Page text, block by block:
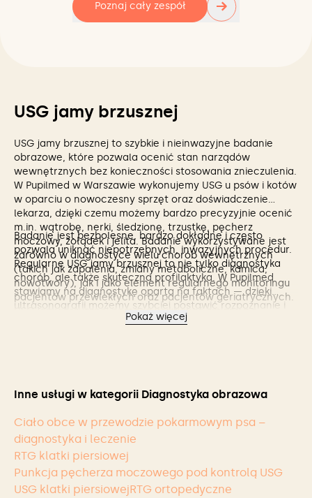
Poznaj cały zespół →
USG jamy brzusznej
USG jamy brzusznej to szybkie i nieinwazyjne badanie
obrazowe, które pozwala ocenić stan narządów
wewnętrznych bez konieczności stosowania znieczulenia.
W Pupilmed w Warszawie wykonujemy USG u psów i kotów
w oparciu o nowoczesny sprzęt oraz doświadczenie
lekarza, dzięki czemu możemy bardzo precyzyjnie ocenić
m.in. wątrobę, nerki, śledzionę, trzustkę, pęcherz
moczowy, żołądek i jelita. Badanie wykorzystywane jest
zarówno w diagnostyce wielu chorób wewnętrznych
(takich jak zapalenia, zmiany metaboliczne, kamica,
nowotwory), jak i jako element regularnego monitoringu
pacjentów przewlekłych oraz pacjentów geriatrycznych.
USG jamy brzusznej pomaga wykrywać zmiany na
wczesnym etapie – zanim pojawią się wyraźne objawy
Badanie jest bezbolesne, bardzo dokładne i często
pozwala uniknąć niepotrzebnych, inwazyjnych procedur.
Regularne USG jamy brzusznej to nie tylko diagnostyka
chorób, ale także skuteczna profilaktyka. W Pupilmed
stawiamy na diagnostykę opartą na faktach — dzięki
ultrasonografii możemy szybciej postawić rozpoznanie i
zaplanować indywidualne leczenie, które realnie
Pokaż więcej
Inne usługi w kategorii Diagnostyka obrazowa
Ciało obce w przewodzie pokarmowym psa –
diagnostyka i leczenie
RTG klatki piersiowej
Punkcja pęcherza moczowego pod kontrolą USG
USG klatki piersiowejRTG ortopedyczne